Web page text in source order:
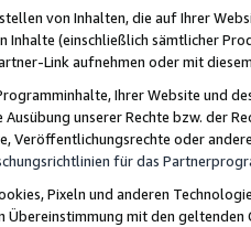
von Inhalten, die auf Ihrer
Inhalte (einschließlich sämtlicher
Link aufnehmen oder mit
Ihrer Website und
unserer Rechte bzw. der
Veröffentlichungsrechte oder
für das
Pixeln und anderen
Übereinstimmung mit den